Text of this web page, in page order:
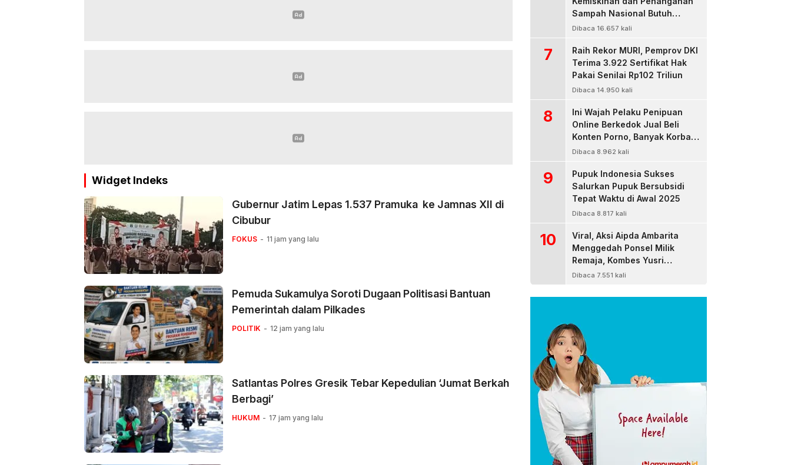
Widget Indeks
Gubernur Jatim Lepas 1.537 Pramuka ke Jamnas XII di
Cibubur
FOKUS 11 jam yang lalu
Pemuda Sukamulya Soroti Dugaan Politisasi Bantuan
Pemerintah dalam Pilkades
POLITIK 12 jam yang lalu
Satlantas Polres Gresik Tebar Kepedulian ‘Jumat Berkah
Berbagi’
HUKUM 17 jam yang lalu
Sampah Nasional Butuh
Persatuan dan Kepemimpinan
Dibaca 16.657 kali
7
Raih Rekor MURI, Pemprov DKI
Terima 3.922 Sertifikat Hak
Pakai Senilai Rp102 Triliun
Dibaca 14.950 kali
8
Ini Wajah Pelaku Penipuan
Online Berkedok Jual Beli
Konten Porno, Banyak Korban
Rugi Jutaan Rupiah
Dibaca 8.962 kali
9
Pupuk Indonesia Sukses
Salurkan Pupuk Bersubsidi
Tepat Waktu di Awal 2025
Dibaca 8.817 kali
10
Viral, Aksi Aipda Ambarita
Menggedah Ponsel Milik
Remaja, Kombes Yusri
Bereaksi
Dibaca 7.551 kali